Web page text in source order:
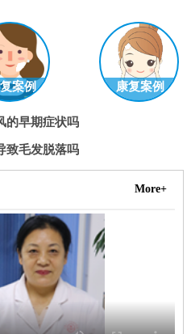
案例 康复案例
的早期症状吗
致毛发脱落吗
More+